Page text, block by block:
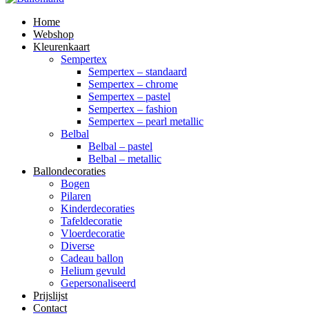
Home
Webshop
Kleurenkaart
Sempertex
Sempertex – standaard
Sempertex – chrome
Sempertex – pastel
Sempertex – fashion
Sempertex – pearl metallic
Belbal
Belbal – pastel
Belbal – metallic
Ballondecoraties
Bogen
Pilaren
Kinderdecoraties
Tafeldecoratie
Vloerdecoratie
Diverse
Cadeau ballon
Helium gevuld
Gepersonaliseerd
Prijslijst
Contact